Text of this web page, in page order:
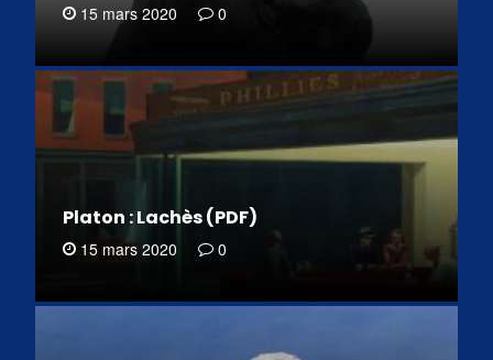
15 mars 2020 0
Platon : Lachès (PDF)
15 mars 2020 0